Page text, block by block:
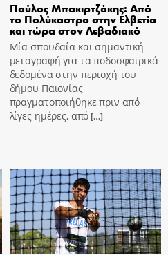
Παύλος Μπακιρτζάκης: Από
το Πολύκαστρο στην Ελβετία
και τώρα στον Λεβαδιακό
Μία σπουδαία και σημαντική
μεταγραφή για τα ποδοσφαιρικά
δεδομένα στην περιοχή του
δήμου Παιονίας
πραγματοποιήθηκε πριν από
λίγες ημέρες, από[…]